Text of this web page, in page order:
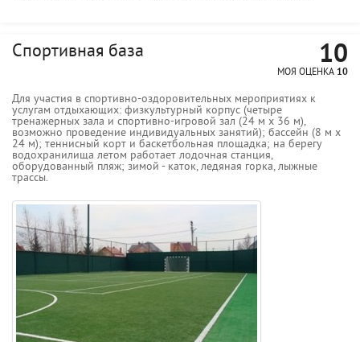
Спортивная база 10
МОЯ ОЦЕНКА 10
Для участия в спортивно-оздоровительных мероприятиях к
услугам отдыхающих: физкультурный корпус (четыре
тренажерных зала и спортивно-игровой зал (24 м х 36 м),
возможно проведение индивидуальных занятий); бассейн (8 м х
24 м); теннисный корт и баскетбольная площадка; на берегу
водохранилища летом работает лодочная станция,
оборудованный пляж; зимой - каток, ледяная горка, лыжные
трассы.